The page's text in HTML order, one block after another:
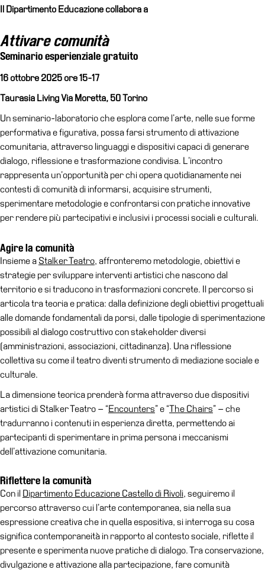
Ricerca
Scuole
guidate
Progetto
Summer
School
Progetti
Speciali
Ricerca
Storia
Sedi
Tutte
le
sedi
Edificio
Castello
Manica
Lunga
Villa
Cerruti
Cosmo
Digitale
Biglietti
Chi
siamo
Area
Media
Organizza
Il Dipartimento Educazione collabora a
Attivare comunità
Seminario esperienziale gratuito
16 ottobre 2025 ore 15-17
Taurasia LivingVia Moretta, 50Torino
Un seminario-laboratorio che esplora come l’arte, nelle sue forme
performativa e figurativa, possa farsi strumento di attivazione
comunitaria, attraverso linguaggi e dispositivi capaci di generare
dialogo, riflessione e trasformazione condivisa. L’incontro
rappresenta un’opportunità per chi opera quotidianamente nei
contesti di comunità di informarsi, acquisire strumenti,
sperimentare metodologie e confrontarsi con pratiche innovative
per rendere più partecipativi e inclusivi i processi sociali e culturali.
Agire la comunità
Insieme a Stalker Teatro, affronteremo metodologie, obiettivi e
strategie per sviluppare interventi artistici che nascono dal
territorio e si traducono in trasformazioni concrete. Il percorso si
articola tra teoria e pratica: dalla definizione degli obiettivi progettuali
alle domande fondamentali da porsi, dalle tipologie di sperimentazione
possibili al dialogo costruttivo con stakeholder diversi
(amministrazioni, associazioni, cittadinanza). Una riflessione
collettiva su come il teatro diventi strumento di mediazione sociale e
culturale.
La dimensione teorica prenderà forma attraverso due dispositivi
artistici di Stalker Teatro – “Encounters” e “The Chairs” – che
tradurranno i contenuti in esperienza diretta, permettendo ai
partecipanti di sperimentare in prima persona i meccanismi
dell’attivazione comunitaria.
Riflettere la comunità
Con il Dipartimento Educazione Castello di Rivoli, seguiremo il
percorso attraverso cui l’arte contemporanea, sia nella sua
espressione creativa che in quella espositiva, si interroga su cosa
significa contemporaneità in rapporto al contesto sociale, riflette il
presente e sperimenta nuove pratiche di dialogo. Tra conservazione,
divulgazione e attivazione alla partecipazione, fare comunità